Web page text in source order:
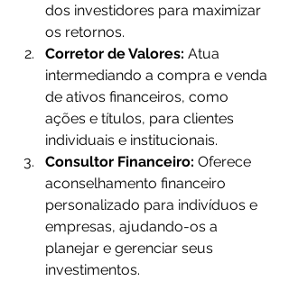
dos investidores para maximizar
os retornos.
Corretor de Valores: Atua
intermediando a compra e venda
de ativos financeiros, como
ações e títulos, para clientes
individuais e institucionais.
Consultor Financeiro: Oferece
aconselhamento financeiro
personalizado para indivíduos e
empresas, ajudando-os a
planejar e gerenciar seus
investimentos.